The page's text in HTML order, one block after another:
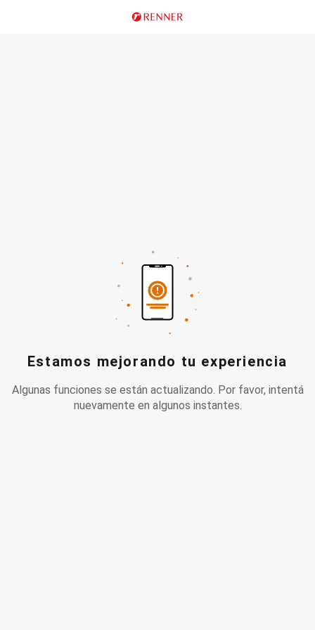
Estamos mejorando tu experiencia
Algunas funciones se están actualizando. Por favor, intentá
nuevamente en algunos instantes.